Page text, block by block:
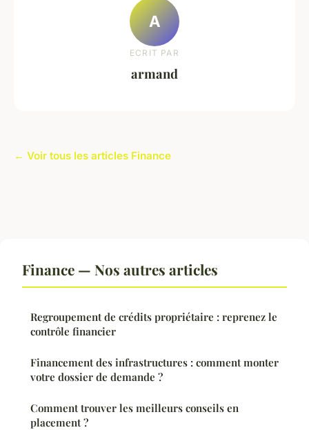
A
ECRIT PAR
armand
← Voir tous les articles Finance
Finance — Nos autres articles
Regroupement de crédits propriétaire : reprenez le
contrôle financier
Financement des infrastructures : comment monter
votre dossier de demande ?
Comment trouver les meilleurs conseils en
placement ?